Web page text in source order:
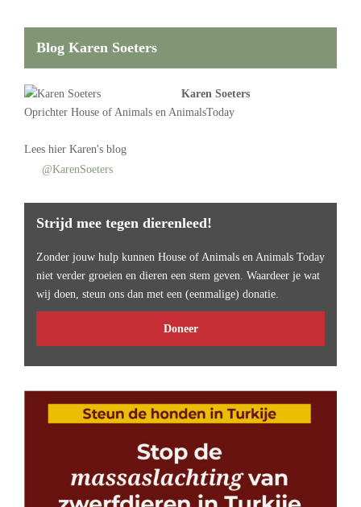
Blog Karen Soeters
Karen Soeters
Oprichter House of Animals en AnimalsToday
Lees hier Karen's blog
@KarenSoeters
Strijd mee tegen dierenleed!
Zonder jouw hulp kunnen House of Animals en Animals Today
niet verder groeien en dieren een stem geven. Waardeer je wat
wij doen, steun ons dan met een (eenmalige) donatie.
Doneer